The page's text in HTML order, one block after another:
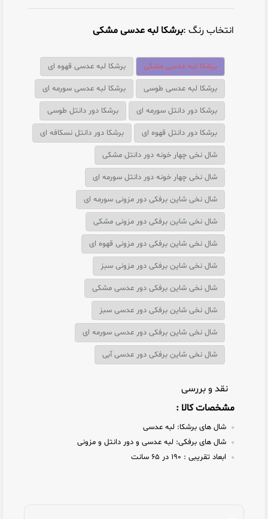
انتخاب رنگ :برشکا لبه عدسی مشکی
برشکا لبه عدسی مشکی برشکا لبه عدسی قهوه ای
برشکا لبه عدسی طوسی برشکا لبه عدسی سورمه ای
برشکا دور دانتل سورمه ای برشکا دور دانتل طوسی
برشکا دور دانتل قهوه ای برشکا دور دانتل نسکافه ای
شال نخی چهار خونه دور دانتل مشکی
شال نخی چهار خونه دور دانتل سورمه ای
شال نخی شاین برفکی دور مزونی سورمه ای
شال نخی شاین برفکی دور مزونی مشکی
شال نخی شاین برفکی دور مزونی قهوه ای
شال نخی شاین برفکی دور مزونی سبز
شال نخی شاین برفکی دور عدسی مشکی
شال نخی شاین برفکی دور عدسی سبز
شال نخی شاین برفکی دور عدسی سورمه ای
شال نخی شاین برفکی دور عدسی آبی
نقد و بررسی
مشخصات کالا :
شال های برشکا: لبه عدسی
شال های برفکی: لبه عدسی و دور دانتل و مزونی
ابعاد تقریبی :